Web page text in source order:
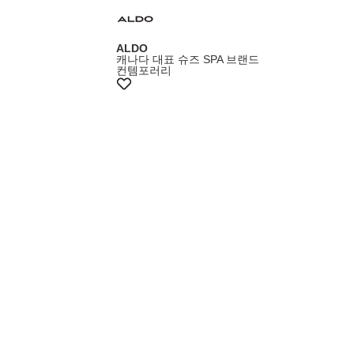
ALDO
캐나다 대표 슈즈 SPA 브랜드
컨템포러리